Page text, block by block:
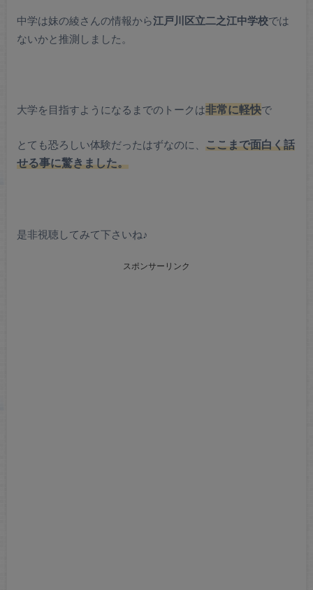
中学は妹の綾さんの情報から江戸川区立二之江中学校では
ないかと推測しました。
大学を目指すようになるまでのトークは非常に軽快で
とても恐ろしい体験だったはずなのに、 ここまで面白く話
せる事に驚きました。
是非視聴してみて下さいね♪
スポンサーリンク